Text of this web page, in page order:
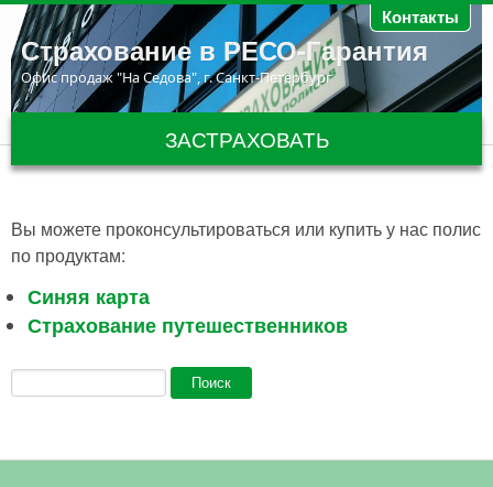
Перейти к основному содержанию Контакты
Страхование в РЕСО-Гарантия
Офис продаж "На Седова", г. Санкт-Петербург
ЗАСТРАХОВАТЬ
Вы можете проконсультироваться или купить у нас полис
по продуктам:
Синяя карта
Страхование путешественников
Форма поиска
Поиск